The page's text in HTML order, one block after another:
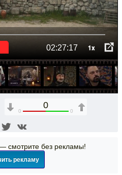
02:27:17 1x
0
0 0
смотрите без рекламы!
рекламу